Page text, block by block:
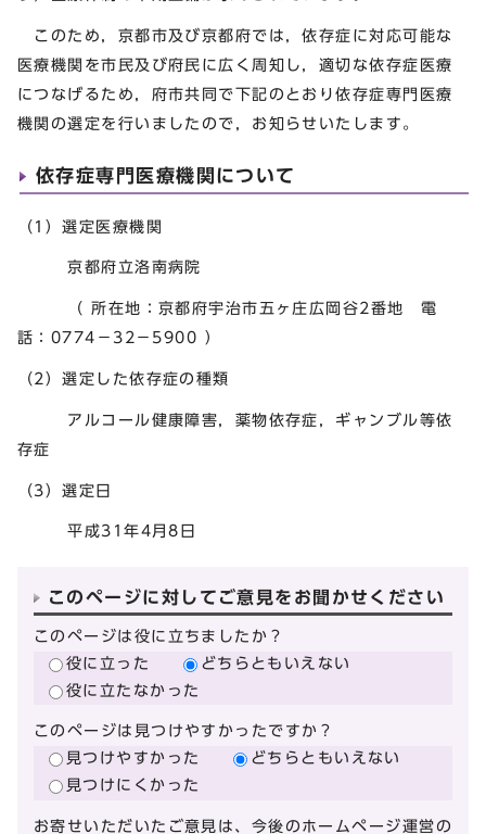
このため，京都市及び京都府では，依存症に対応可能な
医療機関を市民及び府民に広く周知し，適切な依存症医療
につなげるため，府市共同で下記のとおり依存症専門医療
機関の選定を行いましたので，お知らせいたします。
依存症専門医療機関について
（1）選定医療機関
京都府立洛南病院
（ 所在地：京都府宇治市五ヶ庄広岡谷2番地 電
話：0774－32－5900 ）
（2）選定した依存症の種類
アルコール健康障害，薬物依存症，ギャンブル等依
存症
（3）選定日
平成31年4月8日
このページに対してご意見をお聞かせください
このページは役に立ちましたか？
役に立った
どちらともいえない
役に立たなかった
このページは見つけやすかったですか？
見つけやすかった
どちらともいえない
見つけにくかった
お寄せいただいたご意見は、今後のホームページ運営の